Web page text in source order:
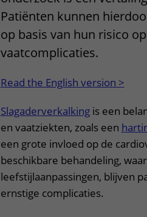
Patiënten kunnen
op basis van hun risico
vaatcomplicaties.
Read the English version >
Slagaderverkalkingis een
en vaatziekten, zoals een
een grote invloed op de
beschikbare behandeling,
leefstijlaanpassingen, blijven
ernstige complicaties.